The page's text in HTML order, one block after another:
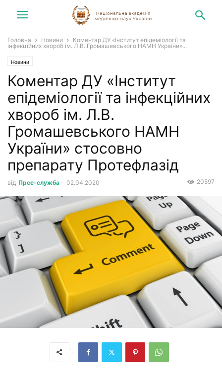
Головна Новини
Коментар ДУ «Інститут епідеміології та
інфекційних хвороб ім. Л.В. Громашевського НАМН України»...
Новини
Коментар ДУ «Інститут
епідеміології та інфекційних
хвороб ім. Л.В.
Громашевського НАМН
України» стосовно
препарату Протефлазід
від Прес-служба - 02.04.2020 20597